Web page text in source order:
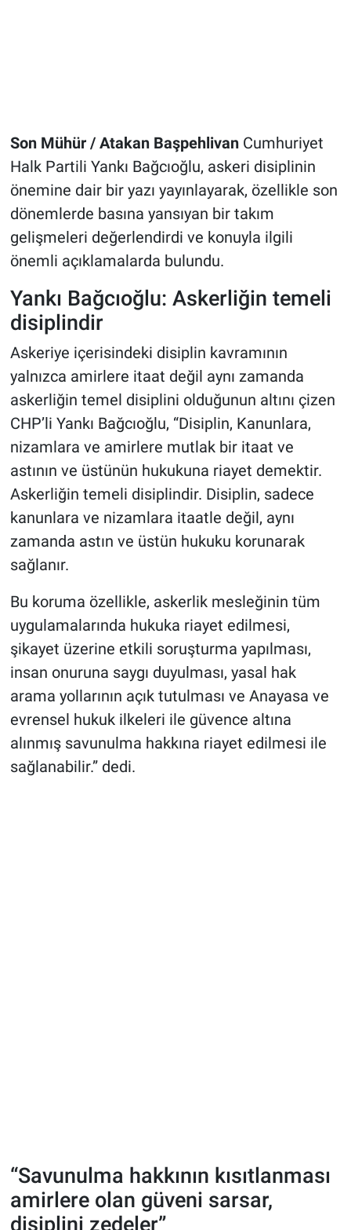
Son Mühür / Atakan Başpehlivan Cumhuriyet
Halk Partili Yankı Bağcıoğlu, askeri disiplinin
önemine dair bir yazı yayınlayarak, özellikle son
dönemlerde basına yansıyan bir takım
gelişmeleri değerlendirdi ve konuyla ilgili
önemli açıklamalarda bulundu.
Yankı Bağcıoğlu: Askerliğin temeli
disiplindir
Askeriye içerisindeki disiplin kavramının
yalnızca amirlere itaat değil aynı zamanda
askerliğin temel disiplini olduğunun altını çizen
CHP’li Yankı Bağcıoğlu, “Disiplin, Kanunlara,
nizamlara ve amirlere mutlak bir itaat ve
astının ve üstünün hukukuna riayet demektir.
Askerliğin temeli disiplindir. Disiplin, sadece
kanunlara ve nizamlara itaatle değil, aynı
zamanda astın ve üstün hukuku korunarak
sağlanır.
Bu koruma özellikle, askerlik mesleğinin tüm
uygulamalarında hukuka riayet edilmesi,
şikayet üzerine etkili soruşturma yapılması,
insan onuruna saygı duyulması, yasal hak
arama yollarının açık tutulması ve Anayasa ve
evrensel hukuk ilkeleri ile güvence altına
alınmış savunulma hakkına riayet edilmesi ile
sağlanabilir.” dedi.
“Savunulma hakkının kısıtlanması
amirlere olan güveni sarsar,
disiplini zedeler”